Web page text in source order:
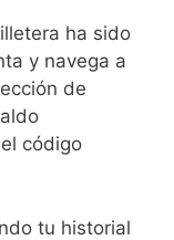
ha sido
y navega a
de
código
tu historial